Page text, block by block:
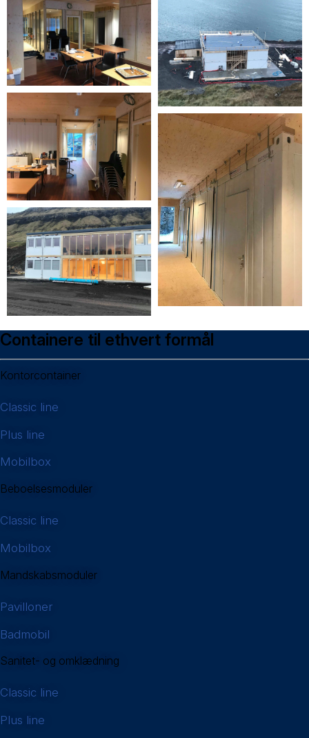
Containere til ethvert formål
Kontorcontainer
Classic line
Plus line
Mobilbox
Beboelsesmoduler
Classic line
Mobilbox
Mandskabsmoduler
Pavilloner
Badmobil
Sanitet- og omklædning
Classic line
Plus line